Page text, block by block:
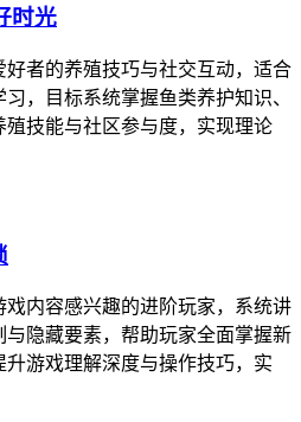
时光
者的养殖技巧与社交互动，适合
，目标系统掌握鱼类养护知识、
技能与社区参与度，实现理论
内容感兴趣的进阶玩家，系统讲
隐藏要素，帮助玩家全面掌握新
游戏理解深度与操作技巧，实